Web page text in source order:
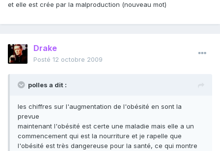
et elle est crée par la malproduction (nouveau mot)
Drake
Posté 12 octobre 2009
polles a dit :
les chiffres sur l'augmentation de l'obésité en sont la
prevue
maintenant l'obésité est certe une maladie mais elle a un
commencement qui est la nourriture et je rapelle que
l'obésité est très dangereuse pour la santé, ce qui montre